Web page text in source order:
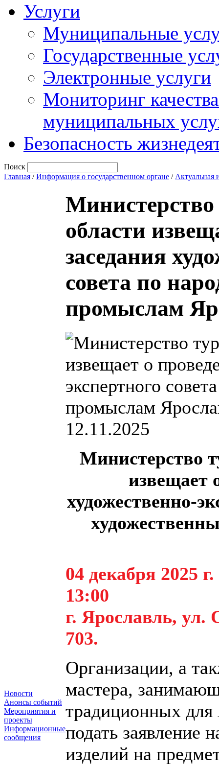
Услуги
Муниципальные
Государственные
Электронные услуги
Мониторинг
муниципальных
Безопасность
Поиск
Главная /Информация о государственном органе / Актуальная
Новости
Анонсы событий
Мероприятия и
проекты
Информационные
сообщения
области
заседания
совета по
промыслам
12.11.2025
Министерство
извещает
художественно-
04 декабря 2025 г.
13:00
г. Ярославль, ул.
703.
Организации, а
мастера,
традиционных для
подать заявление
изделий на